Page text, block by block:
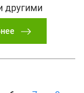
другими